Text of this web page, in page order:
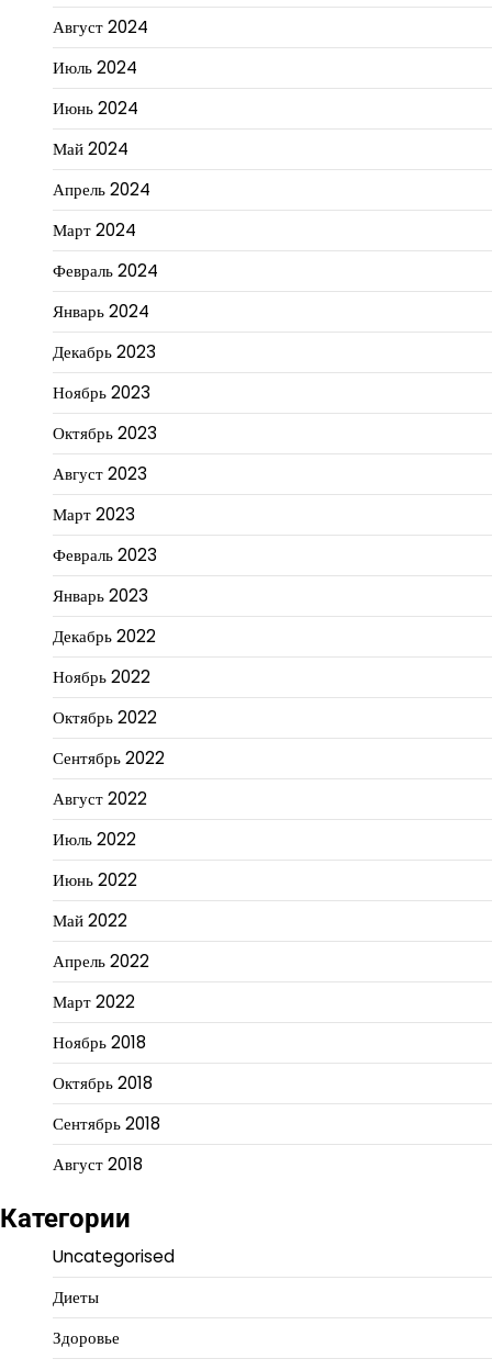
Август 2024
Июль 2024
Июнь 2024
Май 2024
Апрель 2024
Март 2024
Февраль 2024
Январь 2024
Декабрь 2023
Ноябрь 2023
Октябрь 2023
Август 2023
Март 2023
Февраль 2023
Январь 2023
Декабрь 2022
Ноябрь 2022
Октябрь 2022
Сентябрь 2022
Август 2022
Июль 2022
Июнь 2022
Май 2022
Апрель 2022
Март 2022
Ноябрь 2018
Октябрь 2018
Сентябрь 2018
Август 2018
Категории
Uncategorised
Диеты
Здоровье